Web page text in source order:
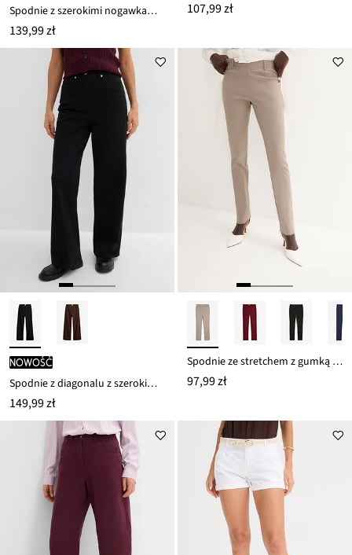
Spodnie z szerokimi nogawkami, z piki
139,99 zł
107,99 zł
nowość
Spodnie z diagonalu z szerokimi nogawkami i wysokim stanem
149,99 zł
Spodnie ze stretchem z gumką w talii
97,99 zł